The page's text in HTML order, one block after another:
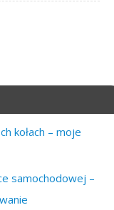
kołach – moje
samochodowej –